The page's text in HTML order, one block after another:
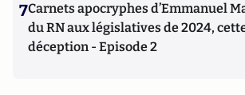
7Carnets apocryphes d’Emmanuel
du RN aux législatives de 2024,
déception - Episode 2